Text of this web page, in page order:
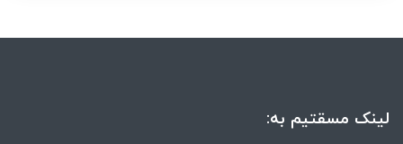
لینک مسقتیم به: